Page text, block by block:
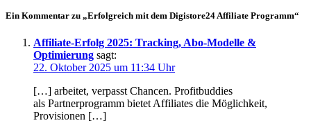
Ein Kommentar zu „Erfolgreich mit dem Digistore24 Affiliate Programm“
Affiliate-Erfolg 2025: Tracking, Abo-Modelle &
Optimierung sagt:
22. Oktober 2025 um 11:34 Uhr
[…] arbeitet, verpasst Chancen. Profitbuddies
a‬ls Partnerprogramm bietet Affiliates d‬ie Möglichkeit,
Provisionen […]